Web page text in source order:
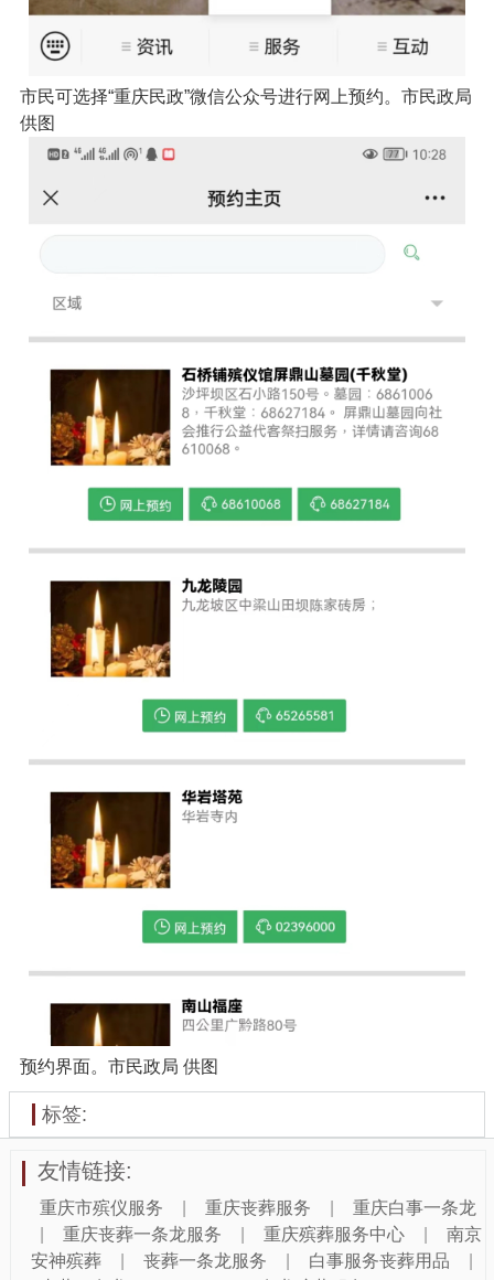
市民可选择“重庆民政”微信公众号进行网上预约。市民政局
供图
预约界面。市民政局 供图
标签:
友情链接:
重庆市殡仪服务 重庆丧葬服务
重庆白事一条龙
重庆丧葬一条龙服务 重庆殡葬服务中心
南京
安神殡葬
丧葬一条龙服务 白事服务丧葬用品